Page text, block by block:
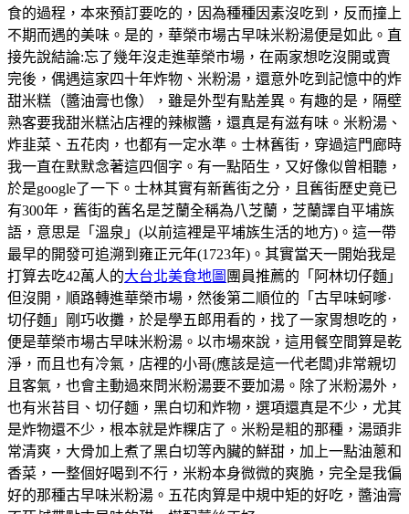
食的過程，本來預訂要吃的，因為種種因素沒吃到，反而撞上
不期而遇的美味。是的，華榮市場古早味米粉湯便是如此。直
接先說結論:忘了幾年沒走進華榮市場，在兩家想吃沒開或賣
完後，偶遇這家四十年炸物、米粉湯，還意外吃到記憶中的炸
甜米糕（醬油膏也像），雖是外型有點差異。有趣的是，隔壁
熟客要我甜米糕沾店裡的辣椒醬，還真是有滋有味。米粉湯、
炸韭菜、五花肉，也都有一定水準。士林舊街，穿過這門廊時
我一直在默默念著這四個字。有一點陌生，又好像似曾相聽，
於是google了一下。士林其實有新舊街之分，且舊街歷史竟已
有300年，舊街的舊名是芝蘭全稱為八芝蘭，芝蘭譯自平埔族
語，意思是「溫泉」(以前這裡是平埔族生活的地方)。這一帶
最早的開發可追溯到雍正元年(1723年)。其實當天一開始我是
打算去吃42萬人的大台北美食地圖 團員推薦的「阿林切仔麵」
但沒開，順路轉進華榮市場，然後第二順位的「古早味蚵嗲·
切仔麵」剛巧收攤，於是學五郎用看的，找了一家胃想吃的，
便是華榮市場古早味米粉湯。以市場來說，這用餐空間算是乾
淨，而且也有冷氣，店裡的小哥(應該是這一代老闆)非常親切
且客氣，也會主動過來問米粉湯要不要加湯。除了米粉湯外，
也有米苔目、切仔麵，黑白切和炸物，選項還真是不少，尤其
是炸物還不少，根本就是炸粿店了。米粉是粗的那種，湯頭非
常清爽，大骨加上煮了黑白切等內臟的鮮甜，加上一點油蔥和
香菜，一整個好喝到不行，米粉本身微微的爽脆，完全是我偏
好的那種古早味米粉湯。五花肉算是中規中矩的好吃，醬油膏